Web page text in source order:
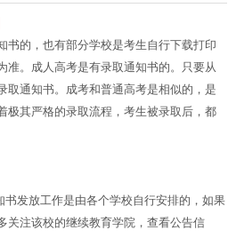
书的，也有部分学校是考生自行下载打印
准。成人高考是有录取通知书的。只要从
取通知书。成考和普通高考是相似的，是
极其严格的录取流程，考生被录取后，都
书发放工作是由各个学校自行安排的，如果
关注该校的继续教育学院，查看公告信